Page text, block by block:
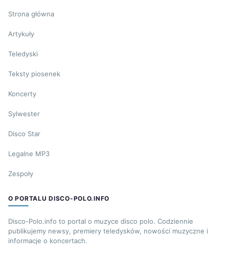
Strona główna
Artykuły
Teledyski
Teksty piosenek
Koncerty
Sylwester
Disco Star
Legalne MP3
Zespoły
O PORTALU DISCO-POLO.INFO
Disco-Polo.info to portal o muzyce disco polo. Codziennie
publikujemy newsy, premiery teledysków, nowości muzyczne i
informacje o koncertach.